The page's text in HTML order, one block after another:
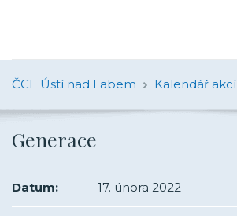
ČCE Ústí nad Labem Kalendář akcí
Generace
Datum: 17. února 2022